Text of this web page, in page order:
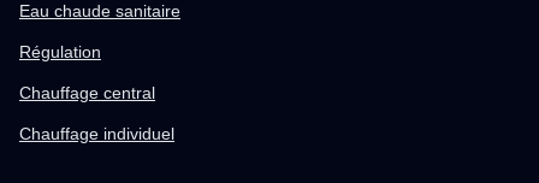
Eau chaude sanitaire
Régulation
Chauffage central
Chauffage individuel